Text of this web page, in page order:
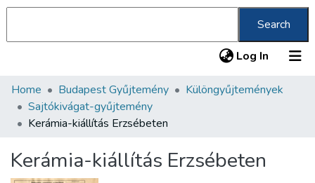
Search
Log In (current)
Communities & Collections
All of DSpace
About us
Home Budapest Gyűjtemény
Különgyűjtemények
Sajtókivágat-gyűjtemény
Kerámia-kiállítás Erzsébeten
Kerámia-kiállítás Erzsébeten